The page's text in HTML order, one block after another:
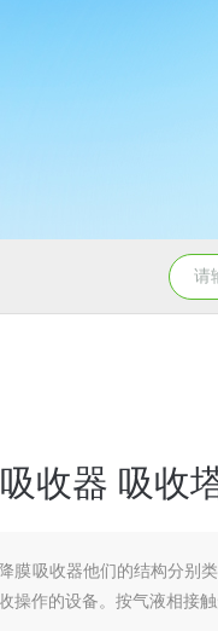
冷凝器耐酸碱列管式换热
收器 吸收
膜吸收器他们的结构分别
操作的设备。按气液相接触